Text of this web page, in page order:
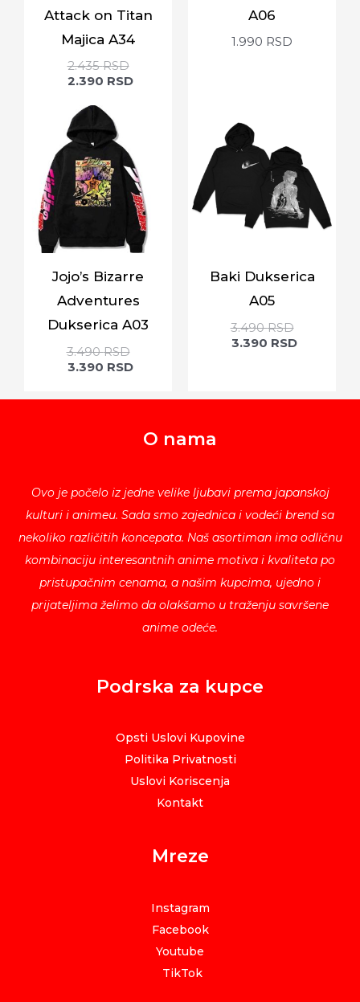
Attack on Titan
Majica A34
2.435RSD
2.390 RSD
A06
1.990 RSD
Jojo’s Bizarre
Adventures
Dukserica A03
3.490RSD
3.390 RSD
Baki Dukserica
A05
3.490RSD
3.390 RSD
O nama
Ovo je počelo iz jedne velike ljubavi prema japanskoj
kulturi i animeu. Sada smo zajednica i vodeći brend sa
nekoliko različitih koncepata. Naš asortiman ima odličnu
kombinaciju interesantnih anime motiva i kvaliteta po
pristupačnim cenama, a našim kupcima, ujedno i
prijateljima želimo da olakšamo u traženju savršene
anime odeće.
Podrska za kupce
Opsti Uslovi Kupovine
Politika Privatnosti
Uslovi Koriscenja
Kontakt
Mreze
Instagram
Facebook
Youtube
TikTok